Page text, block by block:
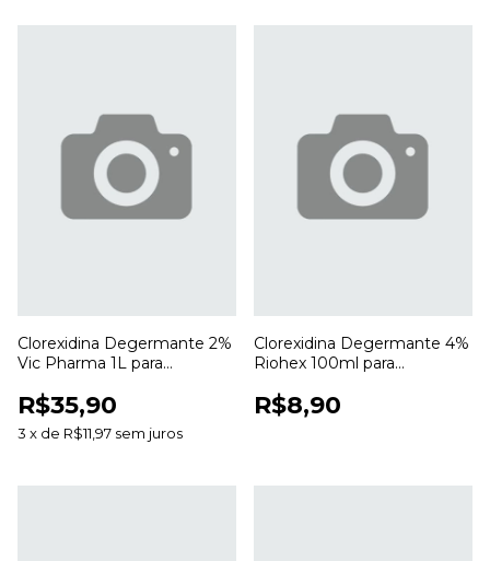
Clorexidina Degermante 2%
Vic Pharma 1L para
da Pele
R$35,90
3 x de R$11,97 sem juros
Clorexidina Degermante 4%
Riohex 100ml para
da Pele
R$8,90